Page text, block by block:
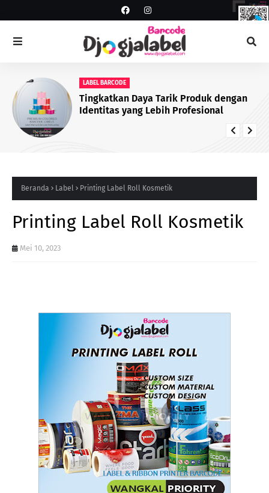
LABEL BARCODE
Tingkatkan Daya Tarik Produk dengan
Identitas yang Lebih Profesional
Beranda Label Printing Label Roll Kosmetik
Printing Label Roll Kosmetik
Mei 10, 2023